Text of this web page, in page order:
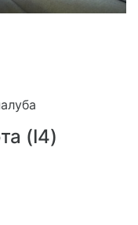
(I4)